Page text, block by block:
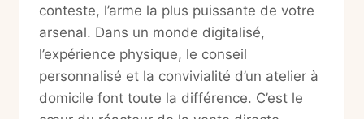
conteste, l’arme la plus puissante de votre
arsenal. Dans un monde digitalisé,
l’expérience physique, le conseil
personnalisé et la convivialité d’un atelier à
domicile font toute la différence. C’est le